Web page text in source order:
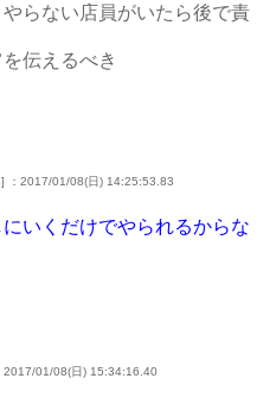
らない店員がいたら後で責
伝えるべき
：2017/01/08(日) 14:25:53.83
いくだけでやられるからな
2017/01/08(日) 15:34:16.40